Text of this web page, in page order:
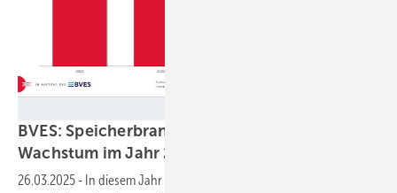
BVES: Speicherbranche rechnet mit leichtem
Wachstum im Jahr 2025
26.03.2025 - In diesem Jahr werden die Anbieter von Speichern